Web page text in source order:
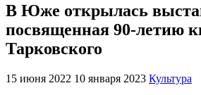
В Юже открылась
посвященная 90-летию
Тарковского
15 июня 2022 10 января 2023 Культура